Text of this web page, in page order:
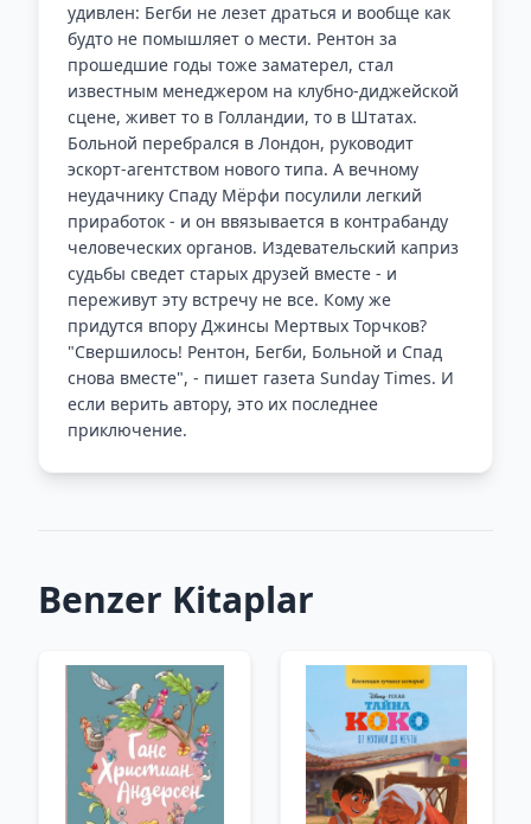
удивлен: Бегби не лезет драться и вообще как
будто не помышляет о мести. Рентон за
прошедшие годы тоже заматерел, стал
известным менеджером на клубно-диджейской
сцене, живет то в Голландии, то в Штатах.
Больной перебрался в Лондон, руководит
эскорт-агентством нового типа. А вечному
неудачнику Спаду Мёрфи посулили легкий
приработок - и он ввязывается в контрабанду
человеческих органов. Издевательский каприз
судьбы сведет старых друзей вместе - и
переживут эту встречу не все. Кому же
придутся впору Джинсы Мертвых Торчков?
"Свершилось! Рентон, Бегби, Больной и Спад
снова вместе", - пишет газета Sunday Times. И
если верить автору, это их последнее
приключение.
Benzer Kitaplar